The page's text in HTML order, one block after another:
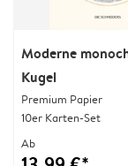
Moderne
Kugel
Premium Papier
10er Karten-Set
Ab